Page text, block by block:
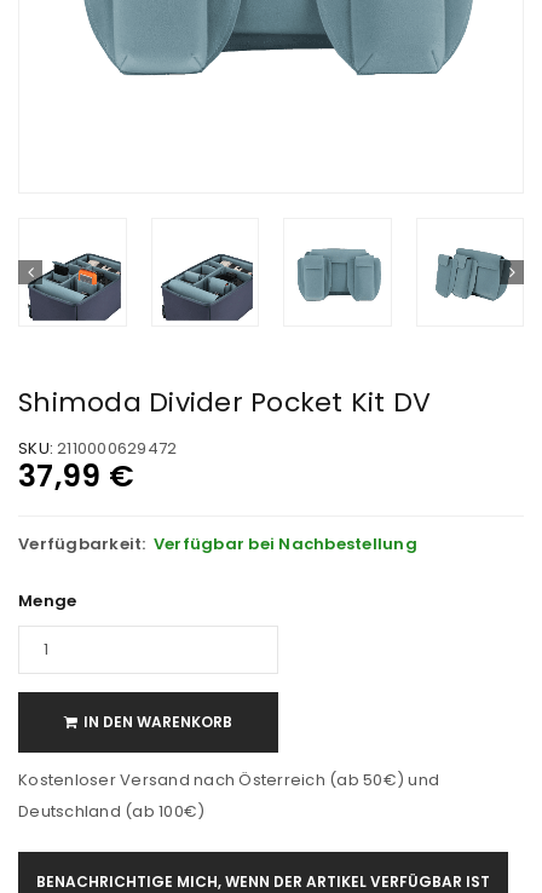
Shimoda Divider Pocket Kit DV
SKU: 2110000629472
37,99 €
Verfügbarkeit: Verfügbar bei Nachbestellung
Menge
IN DEN WARENKORB
Kostenloser Versand nach Österreich (ab 50€) und
Deutschland (ab 100€)
BENACHRICHTIGE MICH, WENN DER ARTIKEL VERFÜGBAR IST